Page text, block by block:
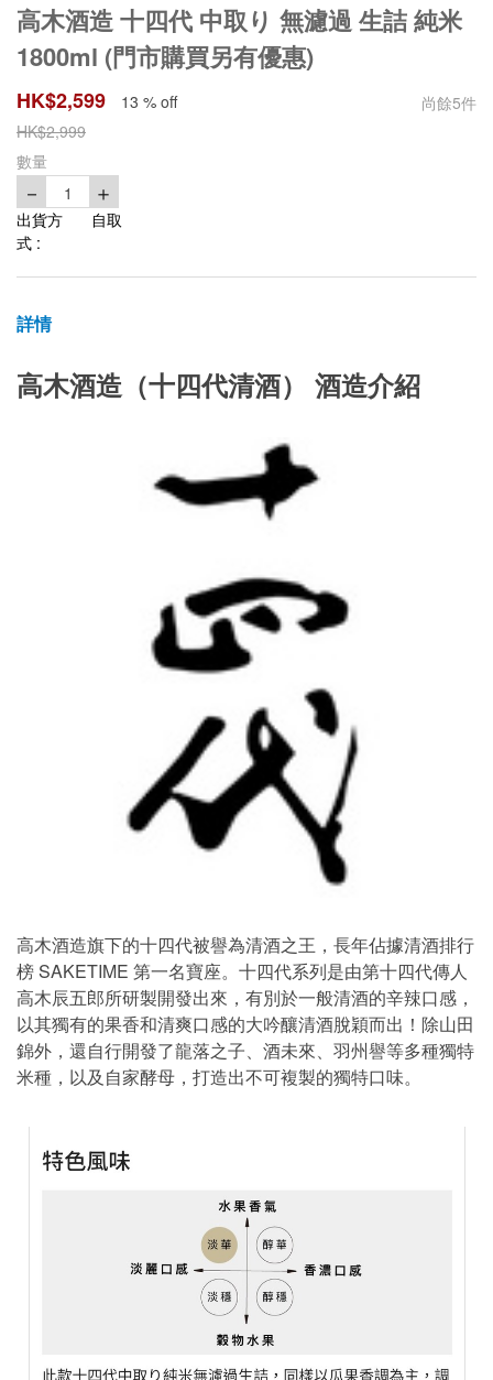
高木酒造 十四代 中取り 無濾過 生詰 純米
1800ml (門市購買另有優惠)
HK$2,599 13 % off 尚餘5件
HK$2,999
數量
－ 1 ＋
出貨方
式 :
自取
詳情
高木酒造（十四代清酒） 酒造介紹
高木酒造旗下的十四代被譽為清酒之王，長年佔據清酒排行
榜 SAKETIME 第一名寶座。十四代系列是由第十四代傳人
高木辰五郎所研製開發出來，有別於一般清酒的辛辣口感，
以其獨有的果香和清爽口感的大吟釀清酒脫穎而出！除山田
錦外，還自行開發了龍落之子、酒未來、羽州譽等多種獨特
米種，以及自家酵母，打造出不可複製的獨特口味。